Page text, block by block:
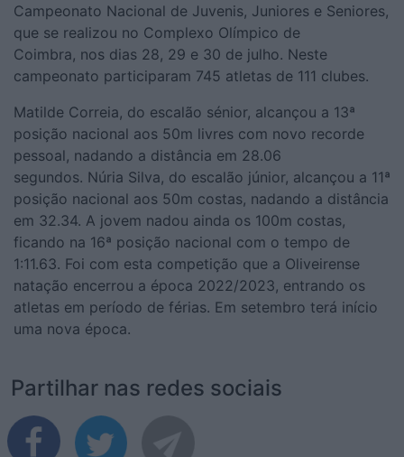
Campeonato Nacional de Juvenis, Juniores e Seniores,
que se realizou no Complexo Olímpico de
Coimbra, nos dias 28, 29 e 30 de julho. Neste
campeonato participaram 745 atletas de 111 clubes.
Matilde Correia, do escalão sénior, alcançou a 13ª
posição nacional aos 50m livres com novo recorde
pessoal, nadando a distância em 28.06
segundos. Núria Silva, do escalão júnior, alcançou a 11ª
posição nacional aos 50m costas, nadando a distância
em 32.34. A jovem nadou ainda os 100m costas,
ficando na 16ª posição nacional com o tempo de
1:11.63. Foi com esta competição que a Oliveirense
natação encerrou a época 2022/2023, entrando os
atletas em período de férias. Em setembro terá início
uma nova época.
Partilhar nas redes sociais